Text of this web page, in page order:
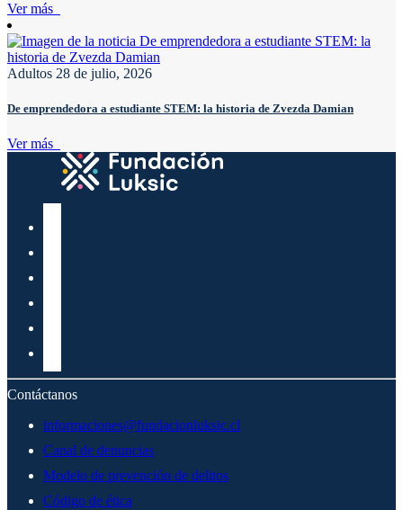
Ver más
Adultos 28 de julio, 2026
De emprendedora a estudiante STEM: la historia de Zvezda Damian
Ver más
Contáctanos
informaciones@fundacionluksic.cl
Canal de denuncias
Modelo de prevención de delitos
Código de ética